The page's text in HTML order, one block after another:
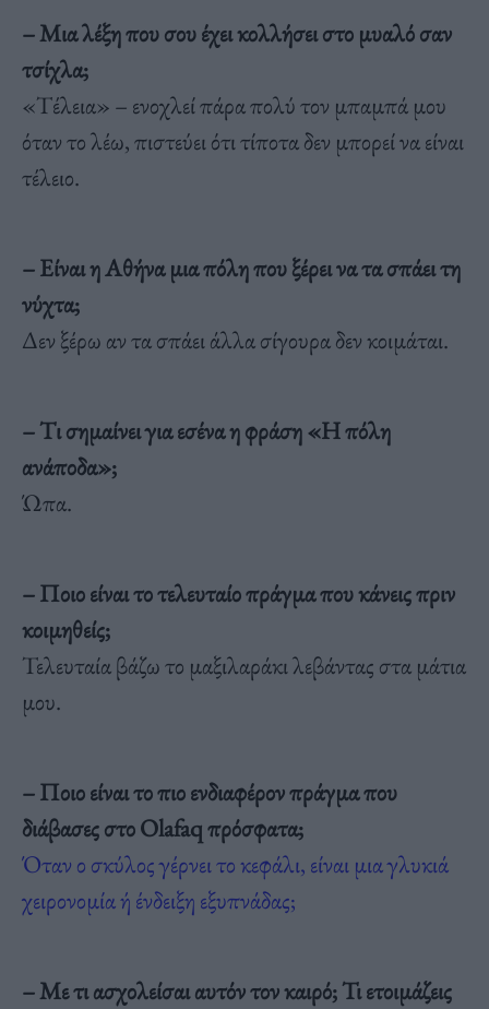
– Μια λέξη που σου έχει κολλήσει στο μυαλό σαν
τσίχλα;
«Τέλεια» – ενοχλεί πάρα πολύ τον μπαμπά μου
όταν το λέω, πιστεύει ότι τίποτα δεν μπορεί να είναι
τέλειο.
– Είναι η Αθήνα μια πόλη που ξέρει να τα σπάει τη
νύχτα;
Δεν ξέρω αν τα σπάει άλλα σίγουρα δεν κοιμάται.
– Tι σημαίνει για εσένα η φράση «Η πόλη
ανάποδα»;
Ώπα.
– Ποιο είναι το τελευταίο πράγμα που κάνεις πριν
κοιμηθείς;
Τελευταία βάζω το μαξιλαράκι λεβάντας στα μάτια
μου.
– Ποιο είναι το πιο ενδιαφέρον πράγμα που
διάβασες στο Olafaq πρόσφατα;
Όταν ο σκύλος γέρνει το κεφάλι, είναι μια γλυκιά
χειρονομία ή ένδειξη εξυπνάδας;
– Με τι ασχολείσαι αυτόν τον καιρό; Τι ετοιμάζεις